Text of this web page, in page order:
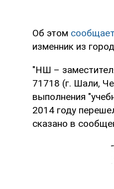
Об этом
изменник из
"НШ –
71718 (г. Шали,
выполнения
2014 году
сказано в